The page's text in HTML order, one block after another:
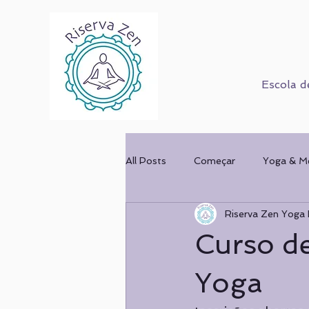
Escola
All Posts Começar Yoga &
Corpo Humano Cursos
Mulher & Ofício
Curso
Yoga
Riserva Zen Yoga